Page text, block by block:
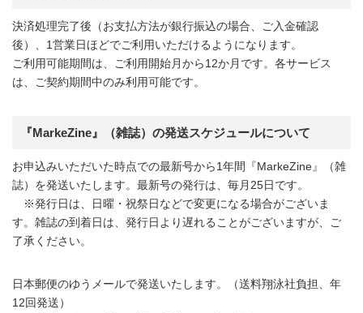
決済処理完了後（お支払方法が銀行振込の場合、ご入金確認
後）、1営業日ほどでご利用いただけるようになります。
ご利用可能期間は、ご利用開始月から12か月です。各サービス
は、ご契約期間中のみ利用可能です。
『MarkeZine』（雑誌）の発送スケジュールについて
お申込みいただいた時点での最新号から1年間『MarkeZine』（雑
誌）を発送いたします。最新号の発行は、毎月25日です。
※発行日は、日曜・祝祭日などで変更になる場合がございま
す。雑誌の到着日は、発行日より遅れることがございますが、ご
了承ください。
日本郵便のゆうメールで発送いたします。（送料翔泳社負担、年
12回発送）